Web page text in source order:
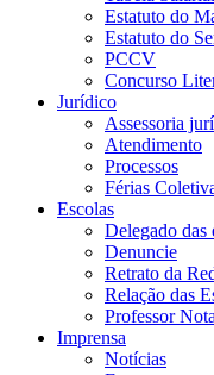
Estatuto do
Estatuto do
PCCV
Concurso
Jurídico
Assessoria
Atendimento
Processos
Férias
Escolas
Delegado das
Denuncie
Retrato da
Relação das
Professor
Imprensa
Notícias